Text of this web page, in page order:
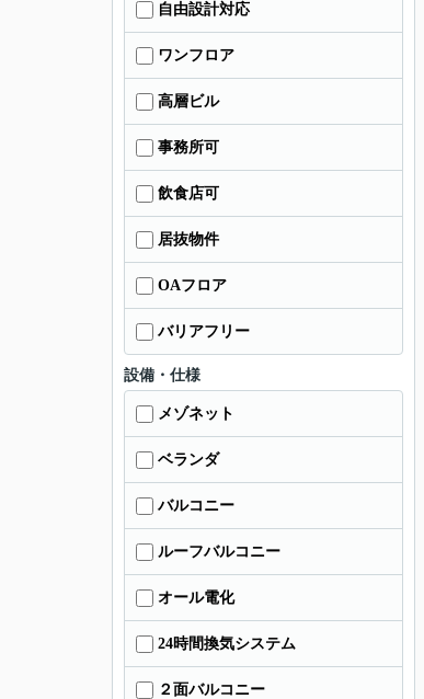
自由設計対応
ワンフロア
高層ビル
事務所可
飲食店可
居抜物件
OAフロア
バリアフリー
設備・仕様
メゾネット
ベランダ
バルコニー
ルーフバルコニー
オール電化
24時間換気システム
２面バルコニー